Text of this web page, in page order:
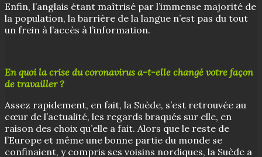
Enfin, l’anglais étant maîtrisé par l’immense majorité de
la population, la barrière de la langue n’est pas du tout
un frein à l’accès à l’information.
En quoi la crise du coronavirus a-t-elle changé votre façon
de travailler ?
Assez rapidement, en fait, la Suède, s’est retrouvée au
cœur de l’actualité, les regards braqués sur elle, en
raison des choix qu’elle a fait. Alors que le reste de
l’Europe et même une bonne partie du monde se
confinaient, y compris ses voisins nordiques, la Suède a